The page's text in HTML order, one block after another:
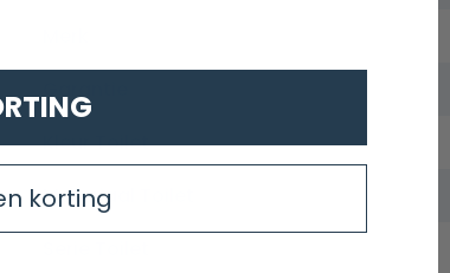
Kleur Toilet
Materiaal Toilet
korting